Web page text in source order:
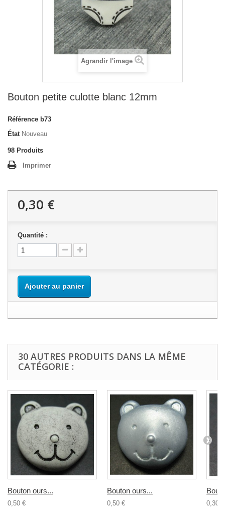
Agrandir l'image
Bouton petite culotte blanc 12mm
Référence b73
État Nouveau
98 Produits
Imprimer
0,30 €
Quantité :
Ajouter au panier
30 AUTRES PRODUITS DANS LA MÊME
CATÉGORIE :
Bouton ours...
0,50 €
Bouton ours...
0,50 € 0,30 €